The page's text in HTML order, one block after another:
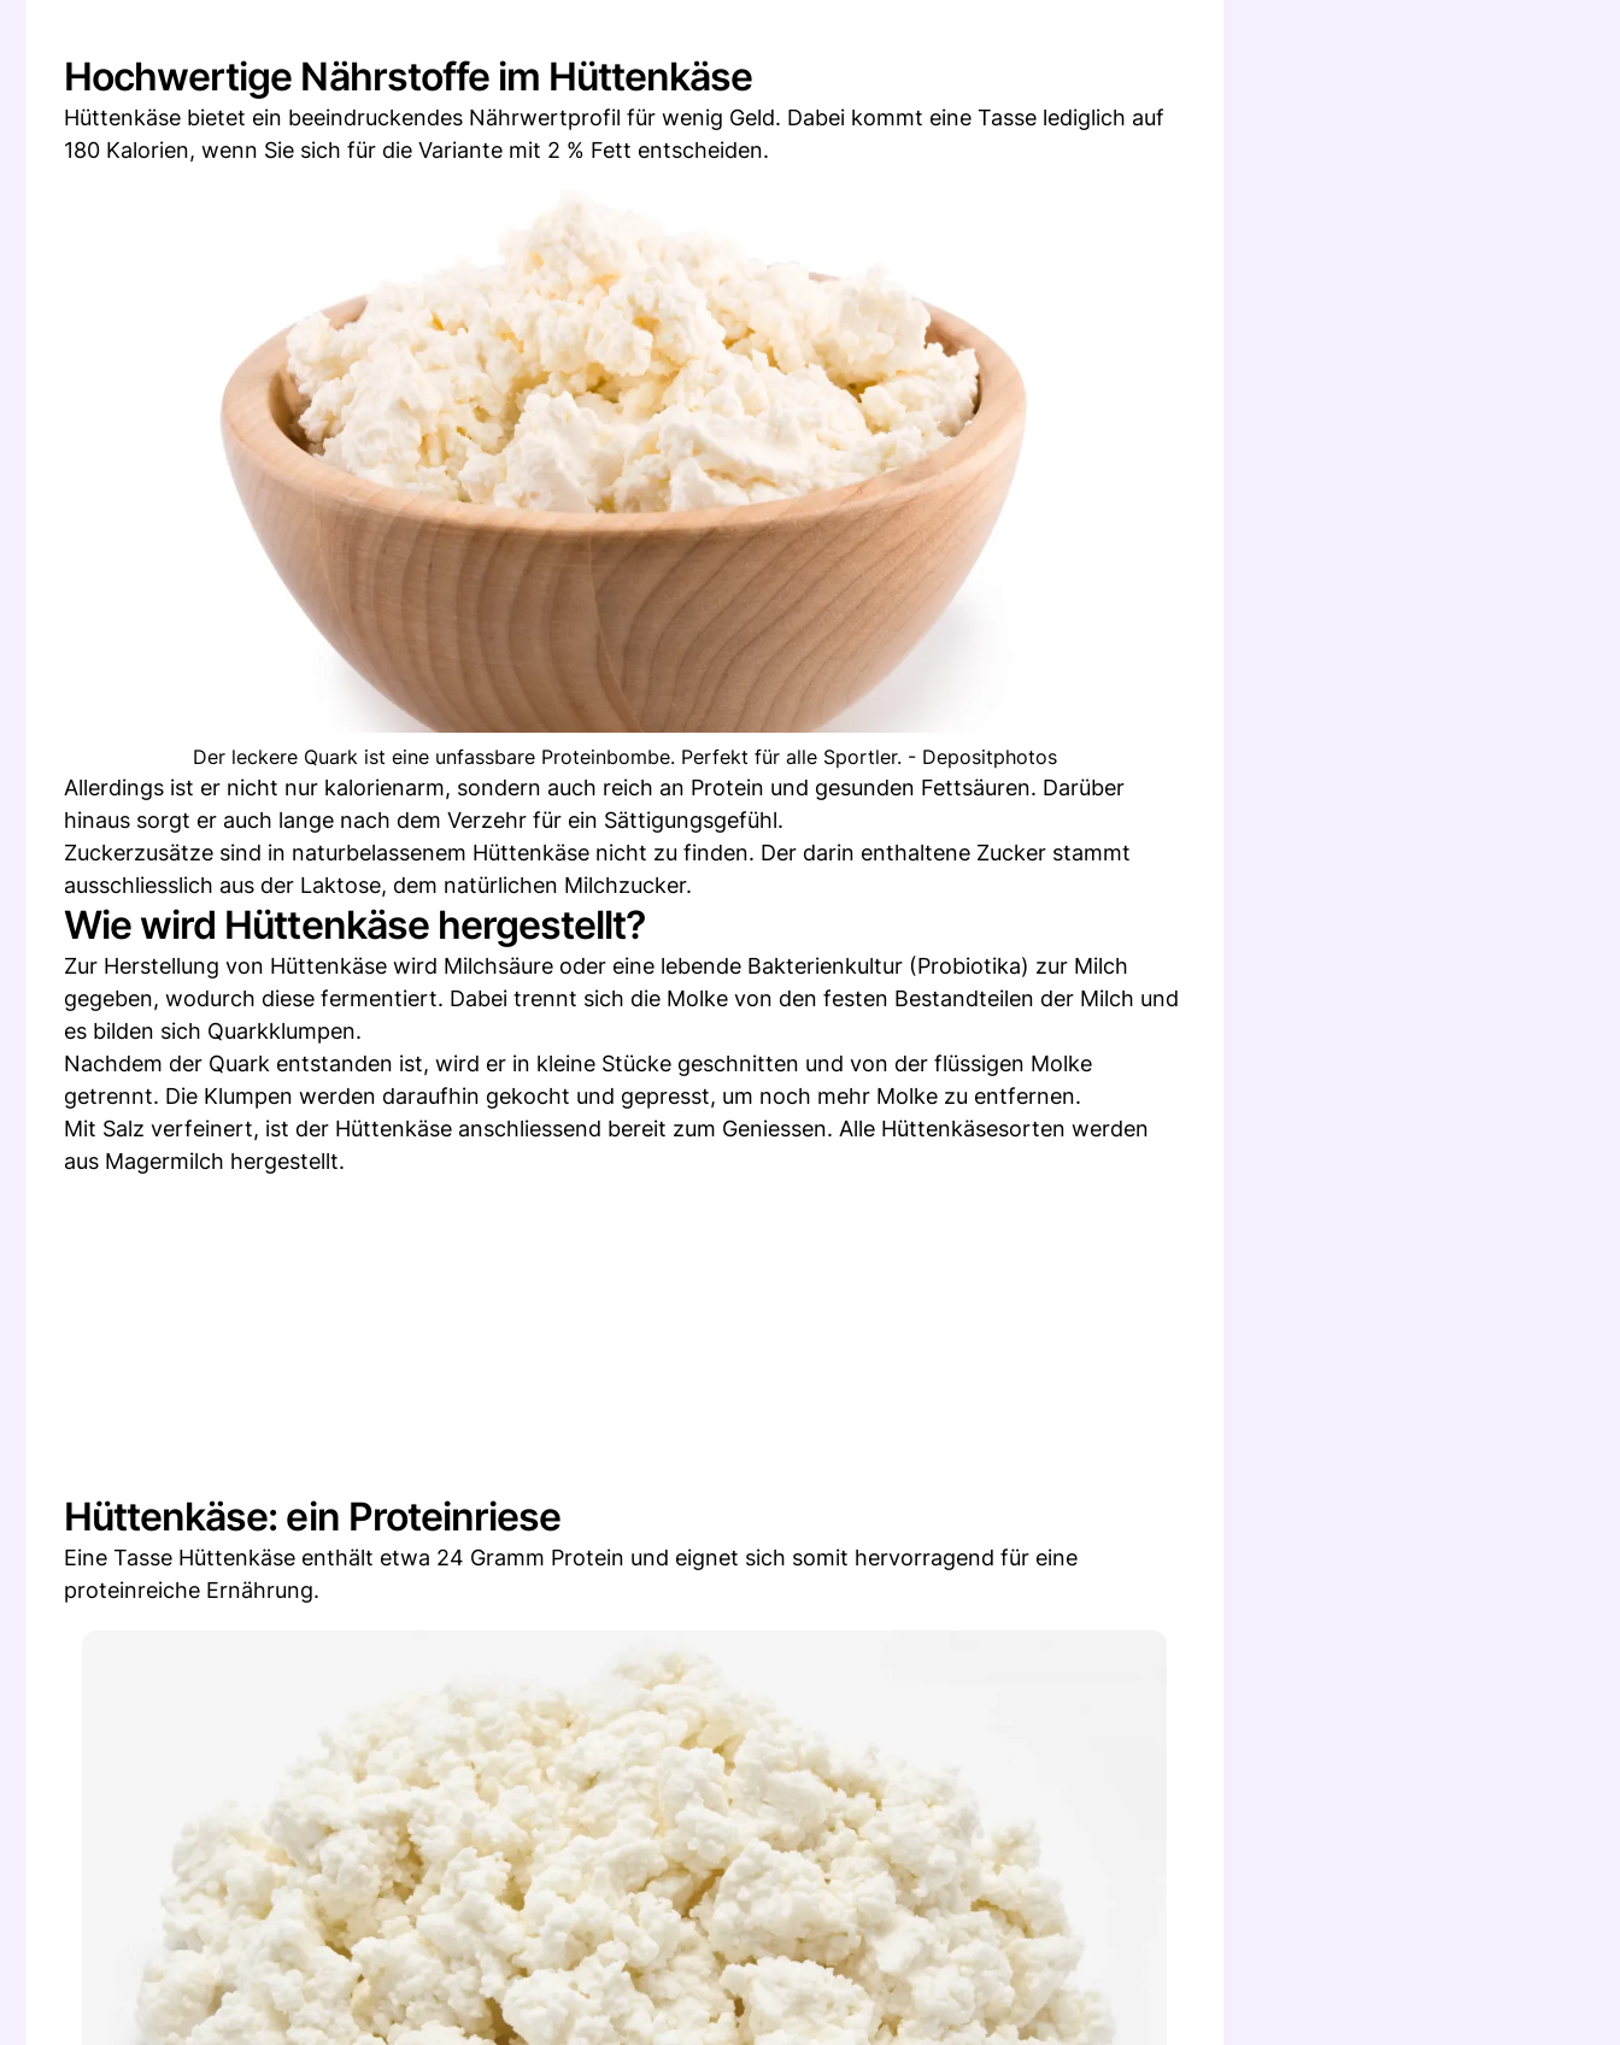
Hochwertige Nährstoffe im Hüttenkäse
Hüttenkäse bietet ein beeindruckendes Nährwertprofil für wenig Geld. Dabei kommt eine Tasse lediglich auf
180 Kalorien, wenn Sie sich für die Variante mit 2 % Fett entscheiden.
Der leckere Quark ist eine unfassbare Proteinbombe. Perfekt für alle Sportler. - Depositphotos
Allerdings ist er nicht nur kalorienarm, sondern auch reich an Protein und gesunden Fettsäuren. Darüber
hinaus sorgt er auch lange nach dem Verzehr für ein Sättigungsgefühl.
Zuckerzusätze sind in naturbelassenem Hüttenkäse nicht zu finden. Der darin enthaltene Zucker stammt
ausschliesslich aus der Laktose, dem natürlichen Milchzucker.
Wie wird Hüttenkäse hergestellt?
Zur Herstellung von Hüttenkäse wird Milchsäure oder eine lebende Bakterienkultur (Probiotika) zur Milch
gegeben, wodurch diese fermentiert. Dabei trennt sich die Molke von den festen Bestandteilen der Milch und
es bilden sich Quarkklumpen.
Nachdem der Quark entstanden ist, wird er in kleine Stücke geschnitten und von der flüssigen Molke
getrennt. Die Klumpen werden daraufhin gekocht und gepresst, um noch mehr Molke zu entfernen.
Mit Salz verfeinert, ist der Hüttenkäse anschliessend bereit zum Geniessen. Alle Hüttenkäsesorten werden
aus Magermilch hergestellt.
Hüttenkäse: ein Proteinriese
Eine Tasse Hüttenkäse enthält etwa 24 Gramm Protein und eignet sich somit hervorragend für eine
proteinreiche Ernährung.